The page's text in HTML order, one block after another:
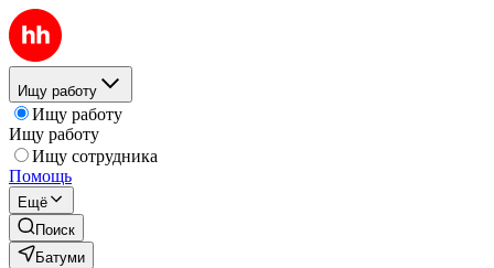
Ищу работу
Ищу работу
Ищу работу
Ищу сотрудника
Помощь
Ещё
Поиск
Батуми